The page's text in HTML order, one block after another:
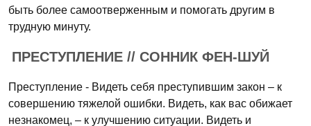
быть более самоотверженным и помогать другим в
трудную минуту.
ПРЕСТУПЛЕНИЕ // СОННИК ФЕН-ШУЙ
Преступление - Видеть себя преступившим закон – к
совершению тяжелой ошибки. Видеть, как вас обижает
незнакомец, – к улучшению ситуации. Видеть и